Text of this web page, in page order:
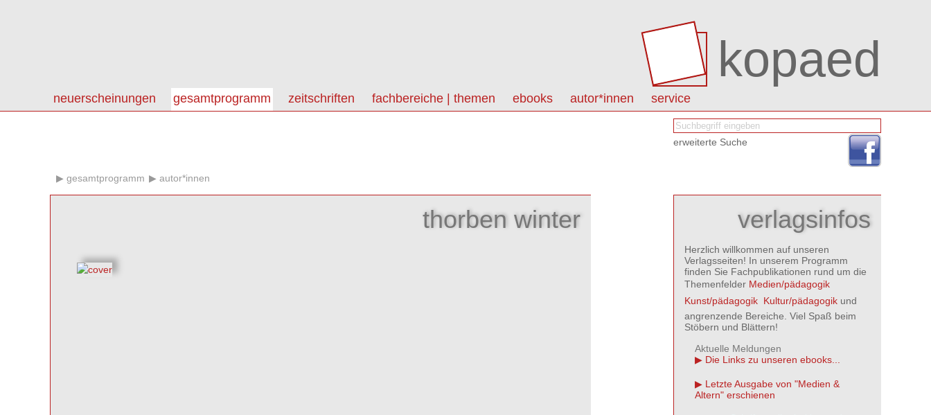
kopaed
neuerscheinungen gesamtprogramm zeitschriften fachbereiche | themen ebooks autor*innen service
erweiterte Suche
gesamtprogramm autor*innen
thorben winter verlagsinfos
Herzlich willkommen auf unseren
Verlagsseiten! In unserem Programm
finden Sie Fachpublikationen rund um die
Themenfelder Medien/pädagogik
Kunst/pädagogik Kultur/pädagogik und
angrenzende Bereiche. Viel Spaß beim
Stöbern und Blättern!
Aktuelle Meldungen
Die Links zu unseren ebooks...
Letzte Ausgabe von "Medien &
Altern" erschienen